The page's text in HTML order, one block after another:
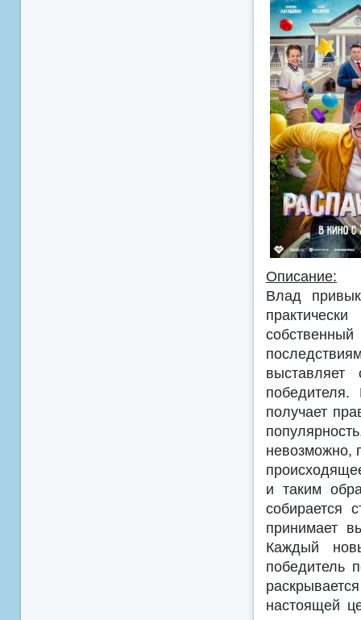
Описание:
Влад
получает
невозможно,
и таким
собирается
принимает
Каждый
победитель
настоящей